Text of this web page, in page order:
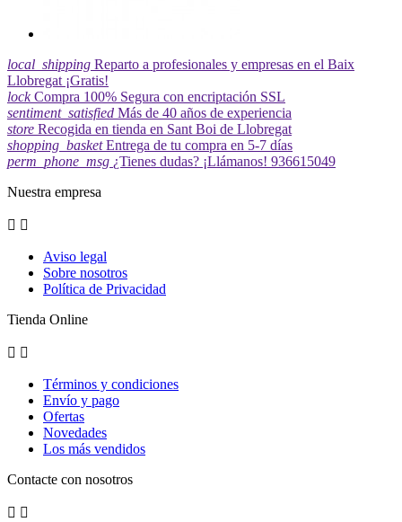
local_shipping Reparto a profesionales y empresas en el Baix
Llobregat ¡Gratis!
lock Compra 100% Segura con encriptación SSL
sentiment_satisfied Más de 40 años de experiencia
store Recogida en tienda en Sant Boi de Llobregat
shopping_basket Entrega de tu compra en 5-7 días
perm_phone_msg ¿Tienes dudas? ¡Llámanos! 936615049
Nuestra empresa
 
Aviso legal
Sobre nosotros
Política de Privacidad
Tienda Online
 
Términos y condiciones
Envío y pago
Ofertas
Novedades
Los más vendidos
Contacte con nosotros
 